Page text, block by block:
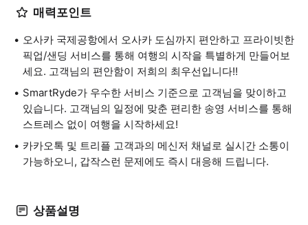
매력포인트
오사카 국제공항에서 오사카 도심까지 편안하고 프라이빗한
픽업/샌딩 서비스를 통해 여행의 시작을 특별하게 만들어보
세요. 고객님의 편안함이 저희의 최우선입니다!!
SmartRyde가 우수한 서비스 기준으로 고객님을 맞이하고
있습니다. 고객님의 일정에 맞춘 편리한 송영 서비스를 통해
스트레스 없이 여행을 시작하세요!
카카오톡 및 트리플 고객과의 메신저 채널로 실시간 소통이
가능하오니, 갑작스런 문제에도 즉시 대응해 드립니다.
상품설명